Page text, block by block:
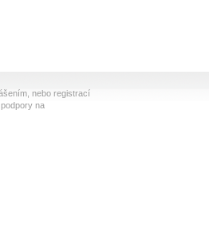
nebo registrací
na